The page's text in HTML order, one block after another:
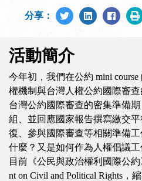
分享：
活動簡介
今年初，我們在公約 mini
權機制與台灣人權公約國際審
台灣公約國際審查的密集準備
組、並回應國家報告撰寫繳交
復、參與國際審查等相關準備
什麼？又是如何作為人權倡議
目前《公民與政治權利國際公約
nt on Civil and Political Rights，